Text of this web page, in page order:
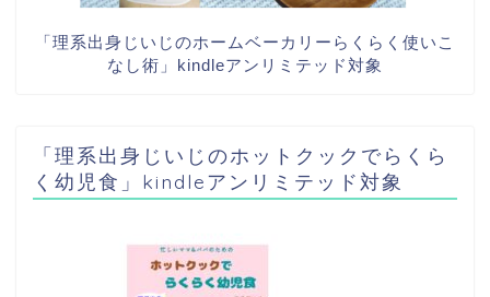
「理系出身じいじのホームベーカリーらくらく使いこ
なし術」kindleアンリミテッド対象
「理系出身じいじのホットクックでらくら
く幼児食」kindleアンリミテッド対象